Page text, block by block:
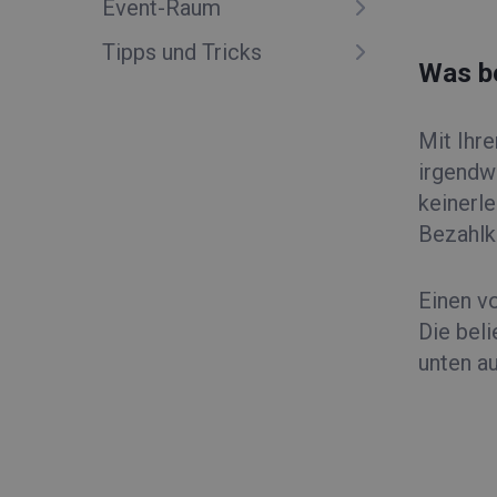
Event-Raum
Tipps und Tricks
Was
Mit
Einen
Die
unten